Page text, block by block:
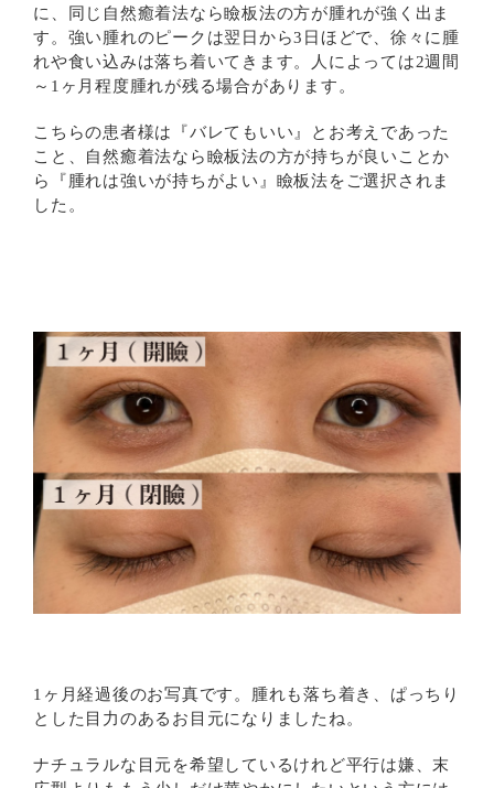
に、同じ自然癒着法なら瞼板法の方が腫れが強く出ま
す。強い腫れのピークは翌日から3日ほどで、徐々に腫
れや食い込みは落ち着いてきます。人によっては2週間
～1ヶ月程度腫れが残る場合があります。
こちらの患者様は『バレてもいい』とお考えであった
こと、自然癒着法なら瞼板法の方が持ちが良いことか
ら『腫れは強いが持ちがよい』瞼板法をご選択されま
した。
1ヶ月経過後のお写真です。腫れも落ち着き、ぱっちり
とした目力のあるお目元になりましたね。
ナチュラルな目元を希望しているけれど平行は嫌、末